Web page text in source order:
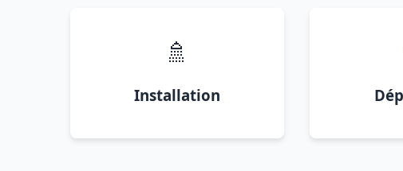
🚿
Installation